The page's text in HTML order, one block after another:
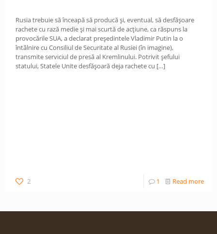
Rusia trebuie să înceapă să producă și, eventual, să desfășoare
rachete cu rază medie și mai scurtă de acțiune, ca răspuns la
provocările SUA, a declarat președintele Vladimir Putin la o
întâlnire cu Consiliul de Securitate al Rusiei (în imagine),
transmite serviciul de presă al Kremlinului. Potrivit șefului
statului, Statele Unite desfășoară deja rachete cu […]
2 1 Read more